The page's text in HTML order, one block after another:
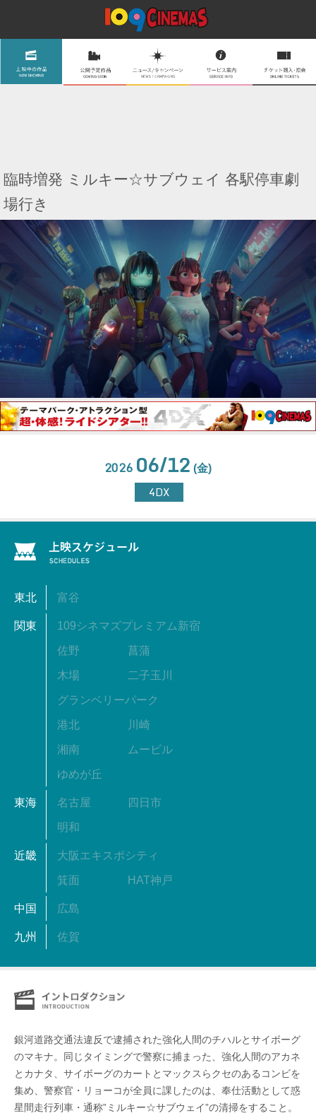
臨時増発 ミルキー☆サブウェイ 各駅停車劇
場行き
2026 06/12 (金)
4DX
東北 富谷
関東 109シネマズプレミアム新宿
佐野 菖蒲
木場 二子玉川
グランベリーパーク
港北 川崎
湘南 ムービル
ゆめが丘
東海 名古屋 四日市
明和
近畿 大阪エキスポシティ
箕面 HAT神戸
中国 広島
九州 佐賀
銀河道路交通法違反で逮捕された強化人間のチハルとサイボーグ
のマキナ。同じタイミングで警察に捕まった、強化人間のアカネ
とカナタ、サイボーグのカートとマックスらクセのあるコンビを
集め、警察官・リョーコが全員に課したのは、奉仕活動として惑
星間走行列車・通称”ミルキー☆サブウェイ”の清掃をすること。